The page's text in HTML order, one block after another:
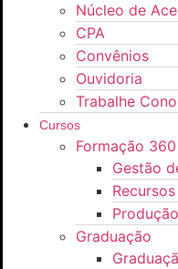
Núcleo de
CPA
Convênios
Ouvidoria
Trabalhe
Cursos
Formação 360
Gestão
Graduação